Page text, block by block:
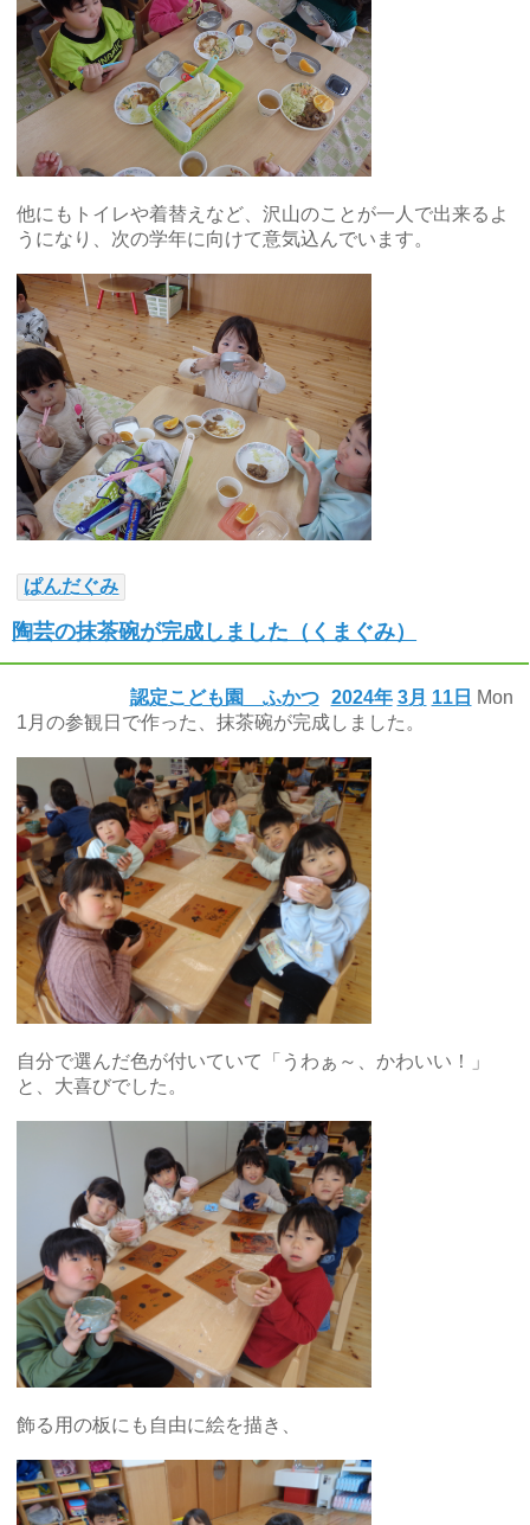
他にもトイレや着替えなど、沢山のことが一人で出来るよ
うになり、次の学年に向けて意気込んでいます。
ぱんだぐみ
陶芸の抹茶碗が完成しました（くまぐみ）
2024年 3月 11日 Mon
認定こども園 ふかつ
1月の参観日で作った、抹茶碗が完成しました。
自分で選んだ色が付いていて「うわぁ～、かわいい！」
と、大喜びでした。
飾る用の板にも自由に絵を描き、